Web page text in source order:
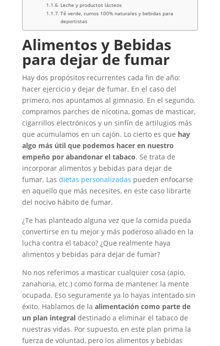
Leche y productos lácteos
Té verde, zumos 100% naturales y bebidas para
deportistas
Alimentos y Bebidas
para dejar de fumar
Hay dos propósitos recurrentes cada fin de año:
hacer ejercicio y dejar de fumar. En el caso del
primero, nos apuntamos al gimnasio. En el segundo,
compramos parches de nicotina, gomas de masticar,
cigarrillos electrónicos y un sinfín de artilugios más
que acumulamos en un cajón. Lo cierto es que hay
algo más útil que podemos hacer en nuestro
empeño por abandonar el tabaco. Se trata de
incorporar alimentos y bebidas para dejar de
fumar. Las dietas personalizadas pueden enfocarse
en aquello que más necesites, en este caso librarte
del nocivo hábito de fumar.
¿Te has planteado alguna vez que la comida pueda
convertirse en tu mejor y más poderoso aliado en la
lucha contra el tabaco? ¿Que realmente haya
alimentos y bebidas para dejar de fumar?
No nos referimos a masticar cualquier cosa (apio,
zanahoria, etc.) como forma de mantener la mente
ocupada. Eso seguramente ya lo hayas intentado sin
éxito. Hablamos de la alimentación como parte de
un plan integraldestinado a eliminar el tabaco de
nuestras vidas. Por supuesto, en este plan prima la
fuerza de voluntad, pero los alimentos y bebidas